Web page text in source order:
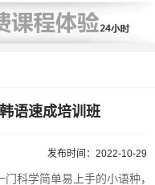
语速成培训班
发布时间：2022-10-29
科学简单易上手的小语种